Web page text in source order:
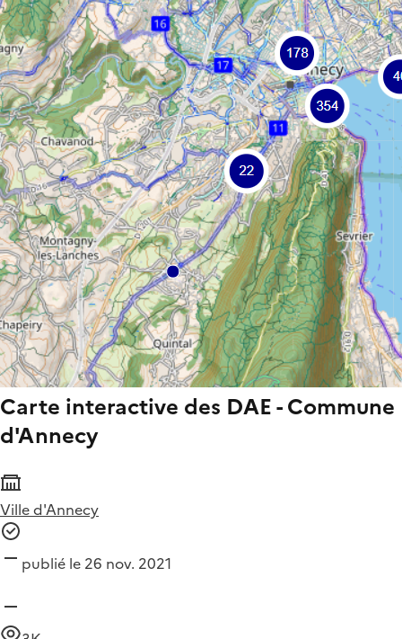
Carte interactive des DAE - Commune
d'Annecy
Ville d'Annecy
publié le 26 nov. 2021